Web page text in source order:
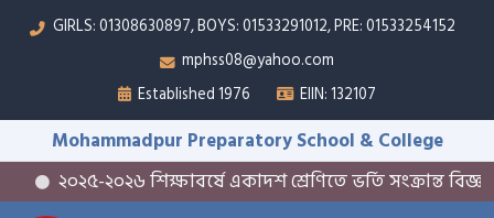
GIRLS: 01308630897, BOYS: 01533291012, PRE: 01533254152
mphss08@yahoo.com
Established 1976
EIIN: 132107
Mohammadpur Preparatory School & College
২০২৫-২০২৬ শিক্ষাবর্ষে একাদশ শ্রেণিতে ভর্তি সংক্রান্ত বিজ্ঞপ্তি